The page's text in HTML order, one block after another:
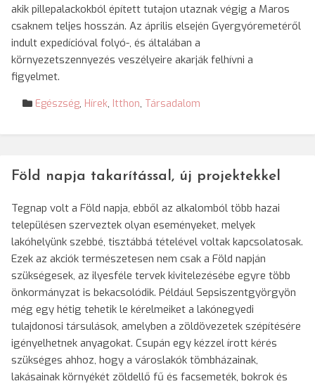
akik pillepalackokból épített tutajon utaznak végig a Maros
csaknem teljes hosszán. Az április elsején Gyergyóremetéről
indult expedícióval folyó-, és általában a
környezetszennyezés veszélyeire akarják felhívni a
figyelmet.
Egészség, Hírek, Itthon, Társadalom
Föld napja takarítással, új projektekkel
Tegnap volt a Föld napja, ebből az alkalomból több hazai
településen szerveztek olyan eseményeket, melyek
lakóhelyünk szebbé, tisztábbá tételével voltak kapcsolatosak.
Ezek az akciók természetesen nem csak a Föld napján
szükségesek, az ilyesféle tervek kivitelezésébe egyre több
önkormányzat is bekacsolódik. Például Sepsiszentgyörgyön
még egy hétig tehetik le kérelmeiket a lakónegyedi
tulajdonosi társulások, amelyben a zöldövezetek szépítésére
igényelhetnek anyagokat. Csupán egy kézzel írott kérés
szükséges ahhoz, hogy a városlakók tömbházainak,
lakásainak környékét zöldellő fű és facsemeték, bokrok és